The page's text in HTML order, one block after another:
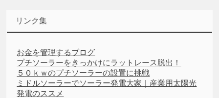
リンク集
お金を管理するブログ
プチソーラーをきっかけにラットレース脱出！
５０ｋｗのプチソーラーの設置に挑戦
ミドルソーラーでソーラー発電大家｜産業用太陽光
発電のススメ